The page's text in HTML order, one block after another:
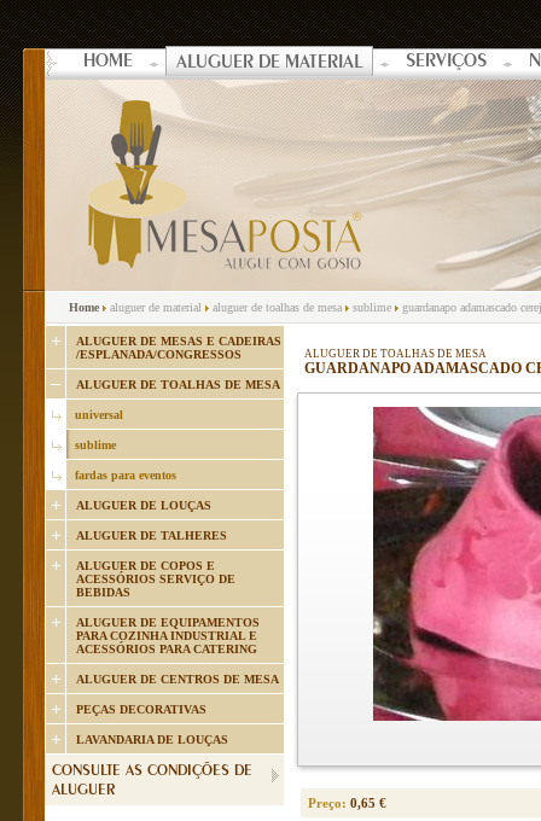
HOME ALUGUER DE MATERIAL SERVIÇOS
Home aluguer de material aluguer de toalhas de mesa sublime guardanapo adamascado
ALUGUER DE MESAS E CADEIRAS
/ESPLANADA/CONGRESSOS
ALUGUER DE TOALHAS DE MESA
universal
sublime
fardas para eventos
ALUGUER DE LOUÇAS
ALUGUER DE TALHERES
ALUGUER DE COPOS E
ACESSÓRIOS SERVIÇO DE
BEBIDAS
ALUGUER DE EQUIPAMENTOS
PARA COZINHA INDUSTRIAL E
ACESSÓRIOS PARA CATERING
ALUGUER DE CENTROS DE MESA
PEÇAS DECORATIVAS
LAVANDARIA DE LOUÇAS
CONSULTE AS CONDIÇÕES DE
ALUGUER
ALUGUER DE TOALHAS DE MESA
GUARDANAPO ADAMASCADO
Preço: 0,65 €